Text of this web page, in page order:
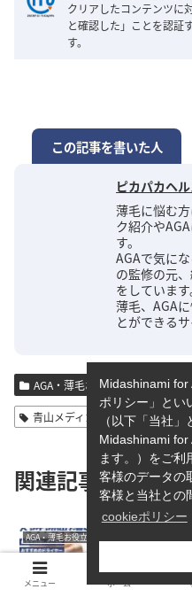
クリアしたコンテンツに
と確認した」ことを認証
す。
この記事を書いた人
ピカパカヘ
薄毛に悩む
ク紹介や
す。
AGAで気に
の監修の元
をしています
薄毛、AGA
とができる
AGA・薄毛お役立ちコラム
青山メディカルクリニック-松澤
関連記事
AGA・薄毛お役立ちコラム
選
重
メニュー ホーム
Midashinami for
ポリシー」とい
（以下「当社
Midashinami for
ます。）をご利
客様のデータの
客様と当社との
cookieポリシー